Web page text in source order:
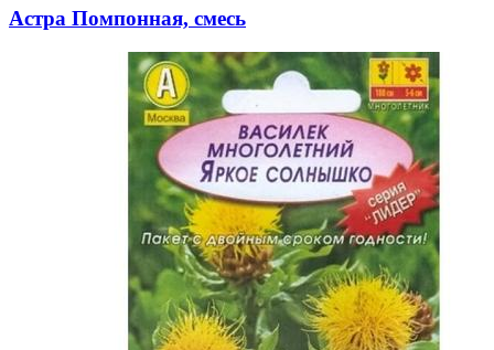
Астра Помпонная, смесь